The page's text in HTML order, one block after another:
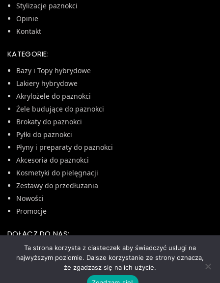
Stylizacje paznokci
Opinie
Kontakt
KATEGORIE:
Bazy i Topy hybrydowe
Lakiery hybrydowe
Akrylożele do paznokci
Żele budujące do paznokci
Brokaty do paznokci
Pyłki do paznokci
Płyny i preparaty do paznokci
Akcesoria do paznokci
Kosmetyki do pielęgnacji
Zestawy do przedłużania
Nowości
Promocje
DOŁĄCZ DO NAS:
COPYRIGHT © 2023 - GRUPA NOX
Ta strona korzysta z ciasteczek aby świadczyć usługi na
najwyższym poziomie. Dalsze korzystanie ze strony oznacza,
że zgadzasz się na ich użycie.